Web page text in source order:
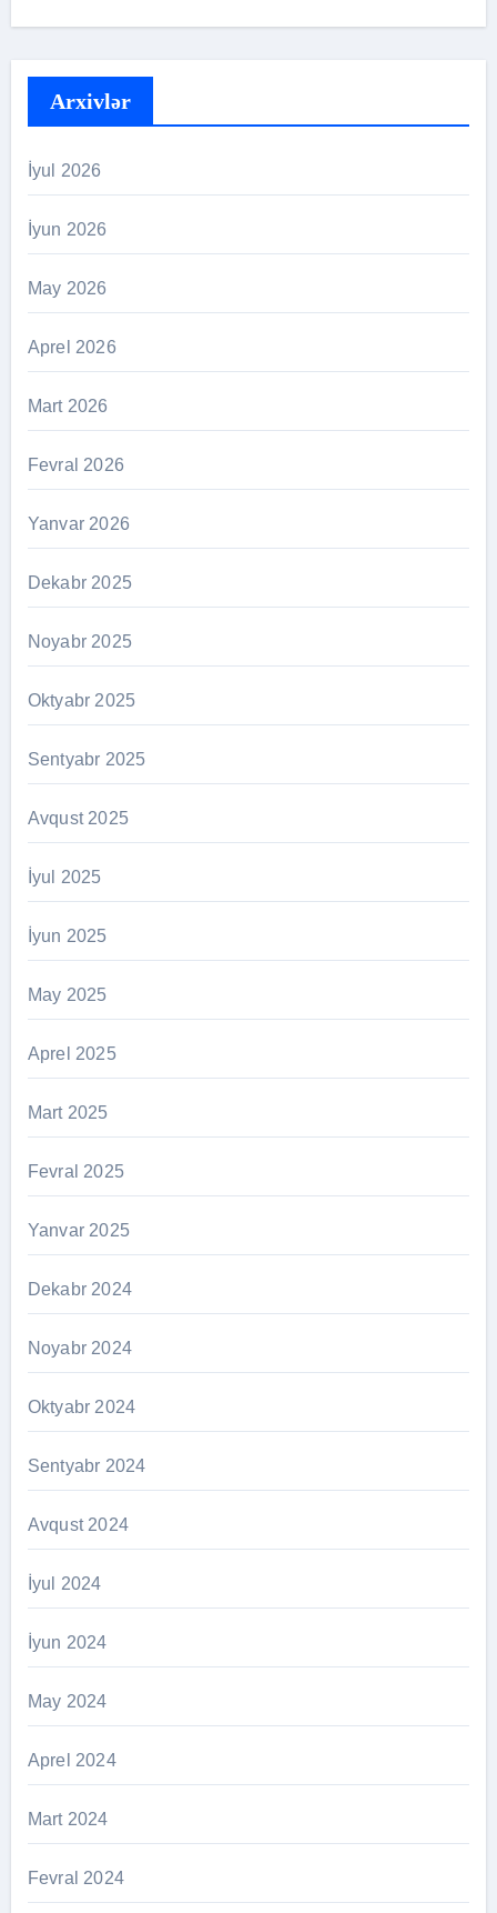
Arxivlər
İyul 2026
İyun 2026
May 2026
Aprel 2026
Mart 2026
Fevral 2026
Yanvar 2026
Dekabr 2025
Noyabr 2025
Oktyabr 2025
Sentyabr 2025
Avqust 2025
İyul 2025
İyun 2025
May 2025
Aprel 2025
Mart 2025
Fevral 2025
Yanvar 2025
Dekabr 2024
Noyabr 2024
Oktyabr 2024
Sentyabr 2024
Avqust 2024
İyul 2024
İyun 2024
May 2024
Aprel 2024
Mart 2024
Fevral 2024